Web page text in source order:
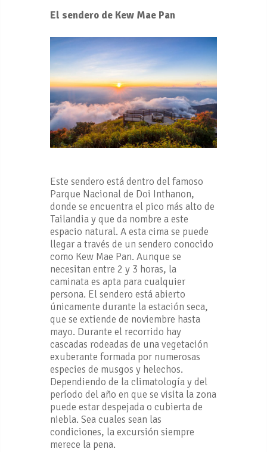
El sendero de Kew Mae Pan
Este sendero está dentro del famoso
Parque Nacional de Doi Inthanon,
donde se encuentra el pico más alto de
Tailandia y que da nombre a este
espacio natural. A esta cima se puede
llegar a través de un sendero conocido
como Kew Mae Pan. Aunque se
necesitan entre 2 y 3 horas, la
caminata es apta para cualquier
persona. El sendero está abierto
únicamente durante la estación seca,
que se extiende de noviembre hasta
mayo. Durante el recorrido hay
cascadas rodeadas de una vegetación
exuberante formada por numerosas
especies de musgos y helechos.
Dependiendo de la climatología y del
período del año en que se visita la zona
puede estar despejada o cubierta de
niebla. Sea cuales sean las
condiciones, la excursión siempre
merece la pena.